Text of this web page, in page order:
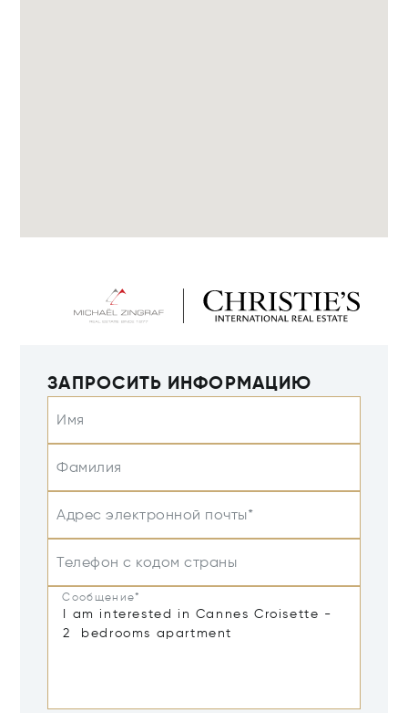
ЗАПРОСИТЬ ИНФОРМАЦИЮ
Имя
Фамилия
Адрес электронной почты*
Телефон с кодом страны
Сообщение*